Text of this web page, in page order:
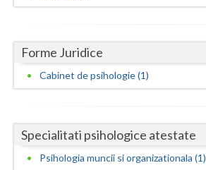
Ilfov
Mehedinti
Neamt
Olt
Forme Juridice
Cabinet de psihologie (1)
Specialitati psihologice atestate
Psihologia muncii si organizationala (1)